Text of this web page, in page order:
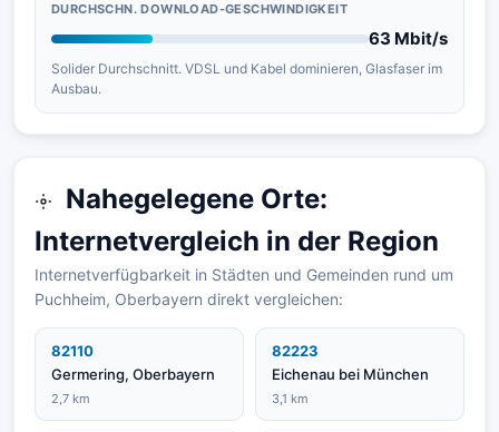
DURCHSCHN. DOWNLOAD-GESCHWINDIGKEIT
63 Mbit/s
Solider Durchschnitt. VDSL und Kabel dominieren, Glasfaser im
Ausbau.
Nahegelegene Orte:
Internetvergleich in der Region
Internetverfügbarkeit in Städten und Gemeinden rund um
Puchheim, Oberbayern direkt vergleichen:
82110
Germering, Oberbayern
2,7 km
82223
Eichenau bei München
3,1 km